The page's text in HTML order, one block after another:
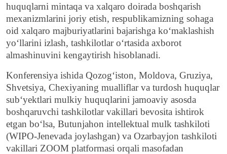
huquqlarni mintaqa va xalqaro doirada boshqarish
mexanizmlarini joriy etish, respublikamizning sohaga
oid xalqaro majburiyatlarini bajarishga ko‘maklashish
yo‘llarini izlash, tashkilotlar o‘rtasida axborot
almashinuvini kengaytirish hisoblanadi.
Konferensiya ishida Qozog‘iston, Moldova, Gruziya,
Shvetsiya, Chexiyaning mualliflar va turdosh huquqlar
sub‘yektlari mulkiy huquqlarini jamoaviy asosda
boshqaruvchi tashkilotlar vakillari bevosita ishtirok
etgan bo‘lsa, Butunjahon intellektual mulk tashkiloti
(WIPO-Jenevada joylashgan) va Ozarbayjon tashkiloti
vakillari ZOOM platformasi orqali masofadan